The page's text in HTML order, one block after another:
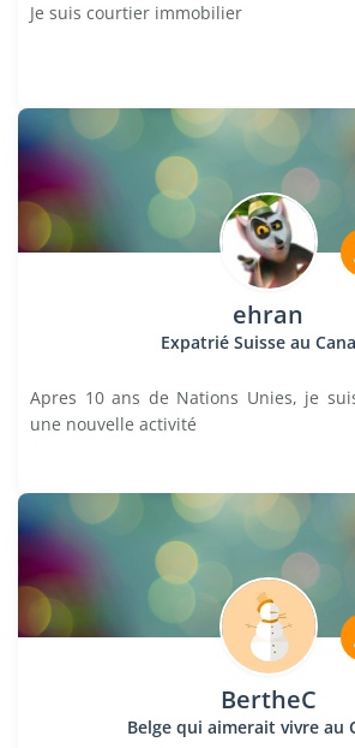
Je suis courtier immobilier
ehran
Expatrié Suisse au
Apres 10 ans de Nations Unies, je
une nouvelle activité
BertheC
Belge qui aimerait vivre au